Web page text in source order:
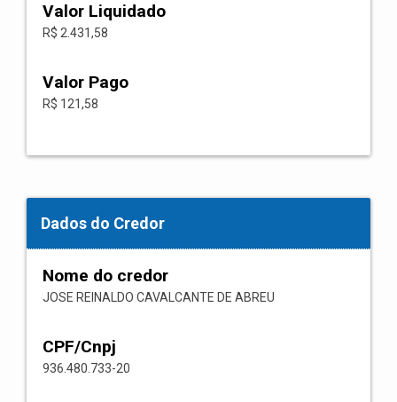
Valor Liquidado
R$ 2.431,58
Valor Pago
R$ 121,58
Dados do Credor
Nome do credor
JOSE REINALDO CAVALCANTE DE ABREU
CPF/Cnpj
936.480.733-20